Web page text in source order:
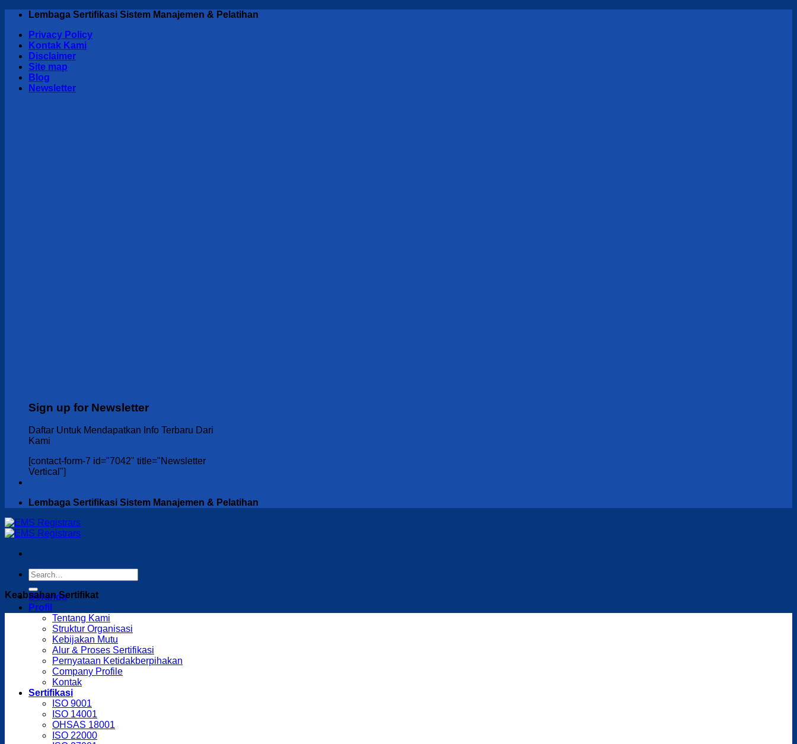
Skip
content
Lembaga Sertifikasi Sistem Manajemen & Pelatihan
Privacy Policy
Kontak Kami
Disclaimer
Site map
Blog
Newsletter
Sign up for Newsletter
Daftar Untuk Mendapatkan Info Terbaru Dari
Kami
[contact-form-7 id="7042" title="Newsletter
Vertical"]
Lembaga Sertifikasi Sistem Manajemen & Pelatihan
Beranda
Profil
Tentang Kami
Struktur Organisasi
Kebijakan Mutu
Alur & Proses Sertifikasi
Pernyataan Ketidakberpihakan
Company Profile
Kontak
Sertifikasi
ISO 9001
ISO 14001
OHSAS 18001
ISO 22000
Keabsahan Sertifikat